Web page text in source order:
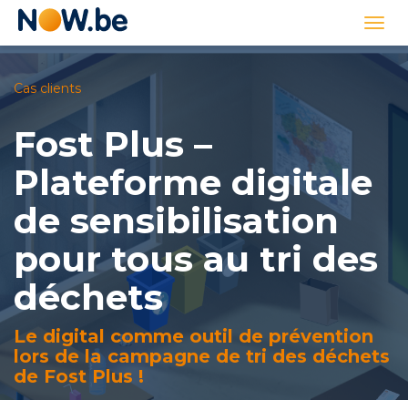
Lien
d'accueil
Cas clients
Fost Plus –
Plateforme digitale
de sensibilisation
pour tous au tri des
déchets
Le digital comme outil de prévention
lors de la campagne de tri des déchets
de Fost Plus !